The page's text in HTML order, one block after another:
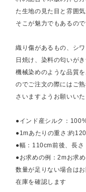
た生地の見た目と雰囲
そこが魅力でもあるの
織り傷があるもの、シ
日焼け、染料の匂いが
機械染めのような品質
のでご注文の際にはご
さいますようお願いいた
●インド産シルク：
●1mあたりの重さ:約
●幅：110cm前後、長
●お求めの例：2mお求
数量が足りない場合は
在庫を確認します